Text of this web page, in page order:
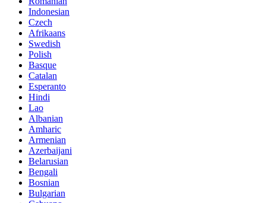
Indonesian
Czech
Afrikaans
Swedish
Polish
Basque
Catalan
Esperanto
Hindi
Lao
Albanian
Amharic
Armenian
Azerbaijani
Belarusian
Bengali
Bosnian
Bulgarian